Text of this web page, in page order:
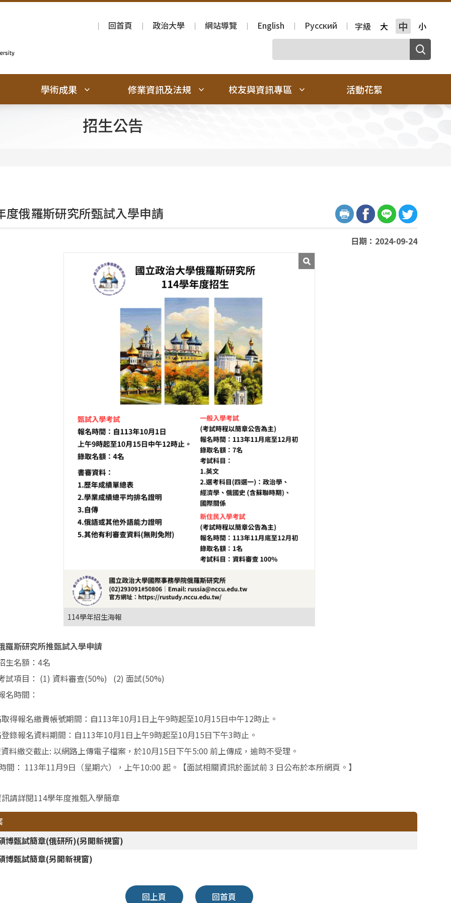
回首頁
政治大學 網站導覽 English Русский 字級 大 中 小
學術成果 修業資訊及法規 校友與資訊專區 活動花絮
招生公告
度俄羅斯研究所甄試入學申請
日期：2024-09-24
114學年招生海報
羅斯研究所推甄試入學申請
生名額：4名
試項目： (1) 資料審查(50%) (2) 面試(50%)
名時間：
取得報名繳費帳號期間：自113年10月1日上午9時起至10月15日中午12時止。
登錄報名資料期間：自113年10月1日上午9時起至10月15日下午3時止。
料繳交截止: 以網路上傳電子檔案，於10月15日下午5:00 前上傳成，逾時不受理。
間： 113年11月9日（星期六），上午10:00 起。 【面試相關資訊於面試前 3 日公布於本所網頁。】
請詳閱114學年度推甄入學簡章
博甄試簡章(俄研所)(另開新視窗)
博甄試簡章(另開新視窗)
回上頁 回首頁